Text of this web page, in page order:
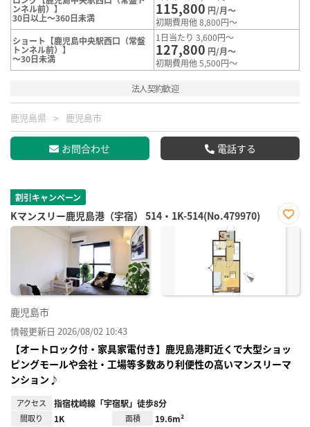
ンネル前）】
30日以上～360日未満
115,800 円/月～
初期費用他 8,800円～
ショート【鹿児島中央駅西口（常盤
トンネル前）】
～30日未満
1日当たり 3,600円～
127,800 円/月～
初期費用他 5,500円～
法人契約歓迎
鹿児島県 鹿児島市
お問合わせ 電話する
割引キャンペーン
Kマンスリー鹿児島港（宇宿） 514・1K-514(No.479970)
お気
鹿児島市
情報更新日 2026/08/02 10:43
【オートロック付・家具家電付き】鹿児島港町近くで大型ショッ
ピングモールや会社・工場等多数あり利便性の高いマンスリーマ
ンション♪
アクセス 指宿枕崎線「宇宿駅」徒歩8分
間取り 1K 面積 19.6m²